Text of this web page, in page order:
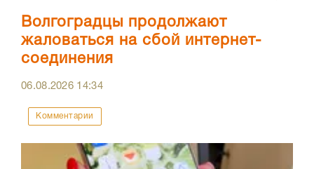
Волгоградцы продолжают
жаловаться на сбой интернет-
соединения
06.08.2026 14:34
Комментарии